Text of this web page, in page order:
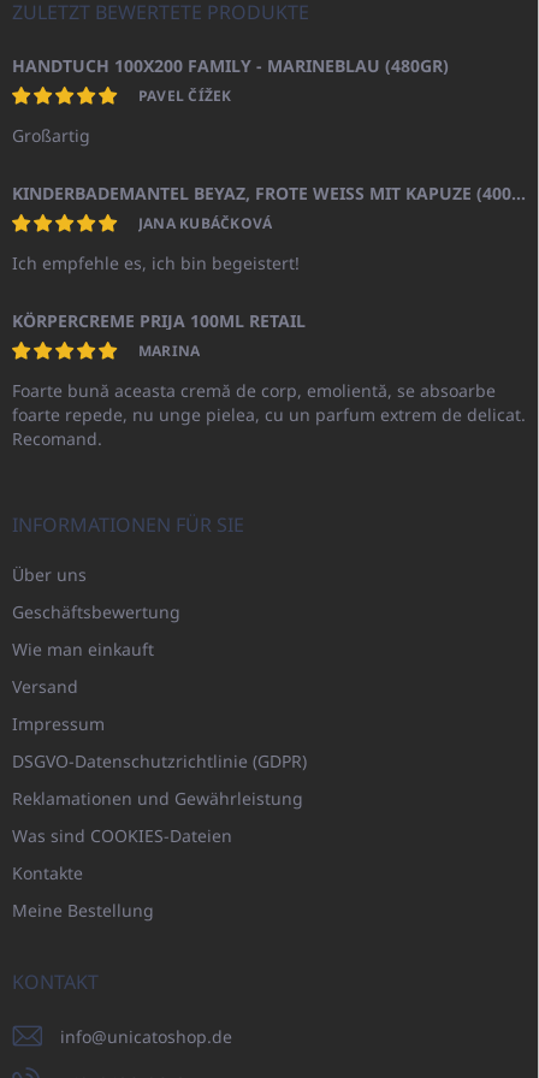
ZULETZT BEWERTETE PRODUKTE
HANDTUCH 100X200 FAMILY - MARINEBLAU (480GR)
PAVEL ČÍŽEK
Großartig
KINDERBADEMANTEL BEYAZ, FROTE WEISS MIT KAPUZE (400GR)
JANA KUBÁČKOVÁ
Ich empfehle es, ich bin begeistert!
KÖRPERCREME PRIJA 100ML RETAIL
MARINA
Foarte bună aceasta cremă de corp, emolientă, se absoarbe
foarte repede, nu unge pielea, cu un parfum extrem de delicat.
Recomand.
INFORMATIONEN FÜR SIE
Über uns
Geschäftsbewertung
Wie man einkauft
Versand
Impressum
DSGVO-Datenschutzrichtlinie (GDPR)
Reklamationen und Gewährleistung
Was sind COOKIES-Dateien
Kontakte
Meine Bestellung
KONTAKT
info@unicatoshop.de